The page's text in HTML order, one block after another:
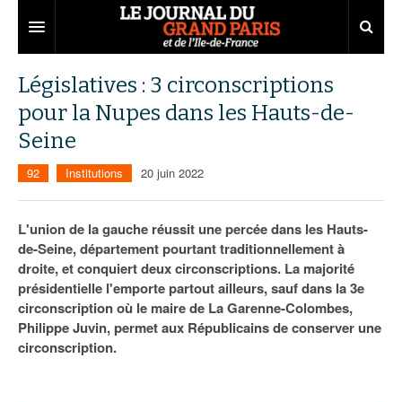
Territoires
Aménagement
Collectivités
Services urbains
Entreprises
Développement économique
Attractivité
Innovation
Transport
Départements
77
78
91
Nominations
Portraits
Agenda
Les Assises du Grand Paris
Éditions précédentes
Le podcast
Ecouter les épisodes
Législatives : 3 circonscriptions
pour la Nupes dans les Hauts-de-
Seine
92 Institutions 20 juin 2022
L'union de la gauche réussit une percée dans les Hauts-
de-Seine, département pourtant traditionnellement à
droite, et conquiert deux circonscriptions. La majorité
présidentielle l'emporte partout ailleurs, sauf dans la 3e
circonscription où le maire de La Garenne-Colombes,
Philippe Juvin, permet aux Républicains de conserver une
circonscription.